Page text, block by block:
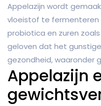
Appelazijn wordt
vloeistof te fermenteren
probiotica en zuren
geloven dat het
gezondheid, waaronder
Appelazijn